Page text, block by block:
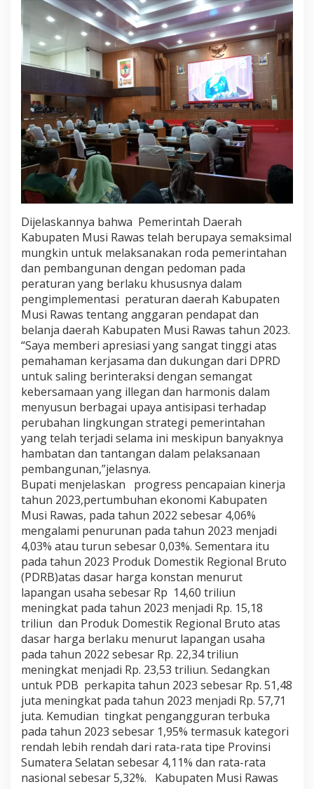
Dijelaskannya bahwa Pemerintah Daerah
Kabupaten Musi Rawas telah berupaya semaksimal
mungkin untuk melaksanakan roda pemerintahan
dan pembangunan dengan pedoman pada
peraturan yang berlaku khususnya dalam
pengimplementasi peraturan daerah Kabupaten
Musi Rawas tentang anggaran pendapat dan
belanja daerah Kabupaten Musi Rawas tahun 2023.
“Saya memberi apresiasi yang sangat tinggi atas
pemahaman kerjasama dan dukungan dari DPRD
untuk saling berinteraksi dengan semangat
kebersamaan yang illegan dan harmonis dalam
menyusun berbagai upaya antisipasi terhadap
perubahan lingkungan strategi pemerintahan
yang telah terjadi selama ini meskipun banyaknya
hambatan dan tantangan dalam pelaksanaan
pembangunan,”jelasnya.
Bupati menjelaskan progress pencapaian kinerja
tahun 2023,pertumbuhan ekonomi Kabupaten
Musi Rawas, pada tahun 2022 sebesar 4,06%
mengalami penurunan pada tahun 2023 menjadi
4,03% atau turun sebesar 0,03%. Sementara itu
pada tahun 2023 Produk Domestik Regional Bruto
(PDRB)atas dasar harga konstan menurut
lapangan usaha sebesar Rp 14,60 triliun
meningkat pada tahun 2023 menjadi Rp. 15,18
triliun dan Produk Domestik Regional Bruto atas
dasar harga berlaku menurut lapangan usaha
pada tahun 2022 sebesar Rp. 22,34 triliun
meningkat menjadi Rp. 23,53 triliun. Sedangkan
untuk PDB perkapita tahun 2023 sebesar Rp. 51,48
juta meningkat pada tahun 2023 menjadi Rp. 57,71
juta. Kemudian tingkat pengangguran terbuka
pada tahun 2023 sebesar 1,95% termasuk kategori
rendah lebih rendah dari rata-rata tipe Provinsi
Sumatera Selatan sebesar 4,11% dan rata-rata
nasional sebesar 5,32%. Kabupaten Musi Rawas